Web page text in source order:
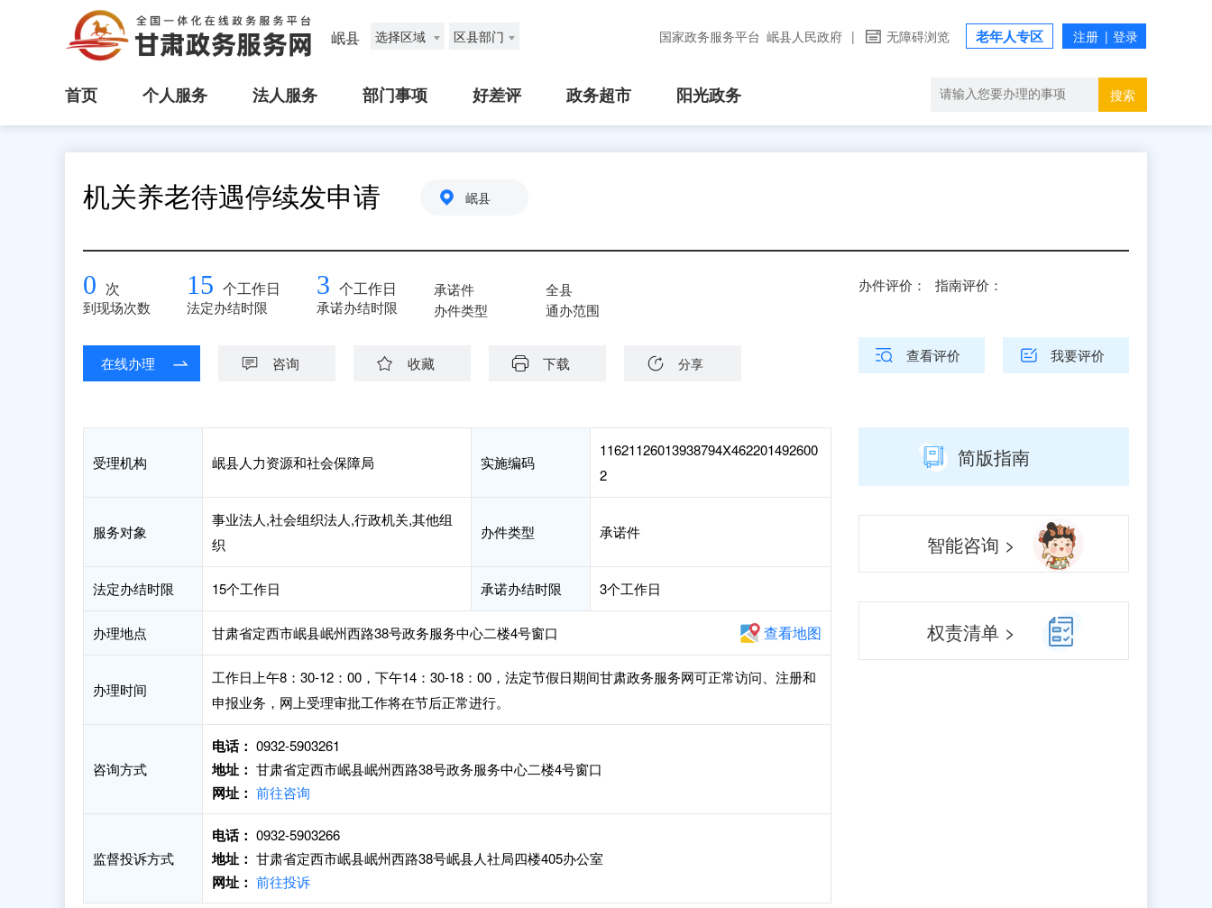
岷县 选择区域 区县部门 国家政务服务平台 岷县人民政府 | 无障碍浏览 老年人专区
首页 个人服务 法人服务 部门事项 好差评 政务超市 阳光政务 搜索
机关养老待遇停续发申请 岷县
0 次
到现场次数
15 个工作日
法定办结时限
3 个工作日
承诺办结时限
承诺件
办件类型
全县
通办范围
在线办理 咨询 收藏 下载 分享
办件评价： 指南评价：
查看评价 我要评价
受理机构 岷县人力资源和社会保障局 实施编码
11621126013938794X462201492600
2
服务对象
事业法人,社会组织法人,行政机关,其他组
织
办件类型 承诺件
法定办结时限 15个工作日 承诺办结时限 3个工作日
办理地点 甘肃省定西市岷县岷州西路38号政务服务中心二楼4号窗口 查看地图
办理时间
工作日上午8：30-12：00，下午14：30-18：00，法定节假日期间甘肃政务服务网可正常访问、注册和
申报业务，网上受理审批工作将在节后正常进行。
咨询方式
电话： 0932-5903261
地址： 甘肃省定西市岷县岷州西路38号政务服务中心二楼4号窗口
网址： 前往咨询
监督投诉方式
电话： 0932-5903266
地址： 甘肃省定西市岷县岷州西路38号岷县人社局四楼405办公室
网址： 前往投诉
简版指南
智能咨询 >
权责清单 >